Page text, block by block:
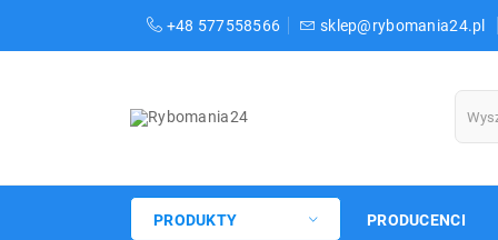
+48 577558566 sklep@rybomania24.pl
PRODUKTY PRODUCENCI